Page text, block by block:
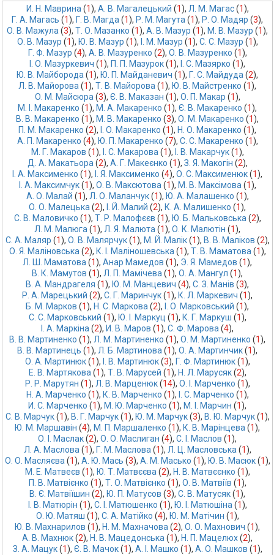
И. Н. Маврина (1), А. В. Магалецький (1), Л. М. Магас (1),
Г. А. Магась (1), Г. В. Магда (1), Р. М. Магута (1), Р. О. Мадяр (3),
О. В. Мажула (3), Т. О. Мазанко (1), А. В. Мазур (1), М. В. Мазур (1),
О. В. Мазур (1), Ю. В. Мазур (1), І. М. Мазур (1), С. С. Мазур (1),
Г. Ф. Мазур (4), А. В. Мазуренко (2), О. В. Мазуренко (1),
І. О. Мазуркевич (1), П. П. Мазурок (1), І. С. Мазярко (1),
Ю. В. Майборода (1), Ю. П. Майданевич (1), Г. С. Майдуда (2),
Л. В. Майорова (1), Т. В. Майорова (1), Ю. В. Майстренко (1),
О. М. Майсюра (3), Є. В. Маказан (1), О. П. Макар (1),
М. І. Макаренко (1), М. А. Макаренко (1), Є. В. Макаренко (1),
В. В. Макаренко (1), М. В. Макаренко (3), О. М. Макаренко (1),
П. М. Макаренко (2), І. О. Макаренко (1), Н. О. Макаренко (1),
А. П. Макаренко (4), Ю. П. Макаренко (7), С. С. Макаренко (1),
М. Г. Макаров (1), І. С. Макарова (1), І. В. Макарчук (1),
Д. А. Макатьора (2), А. Г. Макеєнко (1), З. Я. Макогін (2),
І. А. Максименко (1), І. Я. Максименко (4), О. С. Максименюк (1),
І. А. Максимчук (1), О. В. Максютова (1), М. В. Максімова (1),
А. О. Малай (1), Л. О. Маланчук (1), Ю. А. Малашенко (1),
О. О. Малецька (2), І. Й. Малий (2), К. А. Малишенко (1),
С. В. Маловичко (1), Т. Р. Малофєєв (1), Ю. Б. Мальковська (2),
Л. М. Малюга (1), Л. Я. Малюта (1), О. К. Малютін (1),
С. А. Маляр (1), О. В. Малярчук (1), М. Й. Малік (1), В. В. Маліков (2),
О. Я. Маліновська (2), К. І. Маліношевська (1), Т. В. Маматова (1),
Л. Ш. Маматова (1), Анар Мамедов (1), Э. Я. Мамедов (1),
В. К. Мамутов (1), Л. П. Мамічева (1), О. А. Мангул (1),
В. А. Мандрагеля (1), Ю. М. Манцевич (4), С. З. Манів (3),
Р. А. Марецький (2), С. Г. Маринчук (1), К. Л. Маркевич (1),
Б. М. Марков (1), Н. С. Маркова (2), І. О. Марковський (1),
С. С. Марковський (1), Ю. І. Маркуц (1), К. Г. Маркуш (1),
І. А. Маркіна (2), И. В. Маров (1), С. Ф. Марова (4),
В. В. Мартиненко (1), Л. М. Мартиненко (1), О. М. Мартиненко (1),
В. В. Мартинець (1), Л. Б. Мартинова (1), О. А. Мартинчик (1),
О. А. Мартинюк (1), І. В. Мартинюк (3), Г. Ф. Мартинюк (1),
Е. В. Мартякова (1), Т. В. Марусей (1), Н. Л. Марусяк (2),
Р. Р. Марутян (1), Л. В. Марценюк (14), О. І. Марченко (1),
Н. А. Марченко (1), К. В. Марченко (1), І. С. Марченко (1),
И. С. Марченко (1), М. Ю. Марченко (1), М. І. Марчин (1),
С. В. Марчук (1), В. Г. Марчук (1), Ю. М. Марчук (3), В. Ю. Марчук (1),
Ю. М. Маршавін (4), М. П. Маршаленко (1), К. В. Марінцева (1),
О. І. Маслак (2), О. О. Маслиган (4), С. І. Маслов (1),
Л. А. Маслова (1), Г. М. Маслова (1), Л. Ц. Масловська (1),
О. О. Масляєва (1), А. Ю. Мась (3), А. М. Масько (1), Ю. В. Масюк (1),
М. Е. Матвеєв (1), Ю. Т. Матвєєва (2), Н. В. Матвєєнко (1),
П. В. Матвієнко (1), Т. О. Матвієнко (1), О. В. Матвіїв (1),
В. Є. Матвіїшин (2), Ю. П. Матусов (3), С. В. Матусяк (1),
І. В. Матюрін (1), С. І. Матюшенко (1), Ю. І. Матюшіна (1),
О. Ю. Матяш (1), С. А. Матійко (4), Ю. М. Матічин (1),
Ю. В. Махнарилов (1), Н. М. Махначова (2), О. О. Махнович (1),
А. В. Махнюк (2), Н. В. Мацедонська (1), Н. П. Мацелюх (2),
З. А. Мацук (1), Є. В. Мачок (1), А. І. Машко (1), А. О. Машков (1),